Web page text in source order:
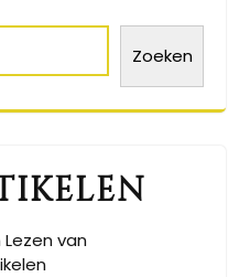
Zoeken
van